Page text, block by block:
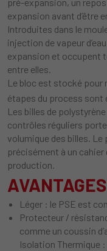
expansion avant d’être
Introduites dans le
injection de vapeur
expansion et occupent
entre elles.
Le bloc est stocké pour
étapes du process sont
Les billes de
contrôles réguliers
volumique des billes.
précisément à un cahier
production.
Léger : le PSE est
Protecteur /
comme un coussin
Isolation Thermique